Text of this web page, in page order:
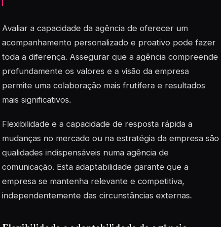
Avaliar a capacidade da agência de oferecer um
acompanhamento personalizado e proativo pode fazer
toda a diferença. Assegurar que a agência compreende
profundamente os valores e a visão da empresa
permite uma colaboração mais frutífera e resultados
mais significativos.
Flexibilidade e a capacidade de resposta rápida a
mudanças no mercado ou na estratégia da empresa são
qualidades indispensáveis numa agência de
comunicação. Esta adaptabilidade garante que a
empresa se mantenha relevante e competitiva,
independentemente das circunstâncias externas.